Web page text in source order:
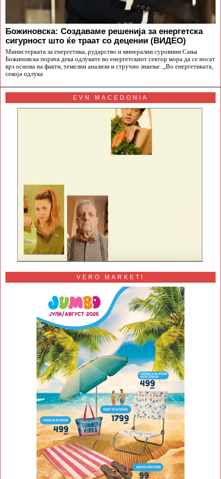
Божиновска: Создаваме решенија за енергетска
сигурност што ќе траат со децении (ВИДЕО)
Министерката за енергетика, рударство и минерални суровини Сања
Божиновска порача дека одлуките во енергетскиот сектор мора да се носат
врз основа на факти, темелни анализи и стручно знаење. „Во енергетиката,
секоја одлука
EVN MACEDONIA
VERO MARKETI